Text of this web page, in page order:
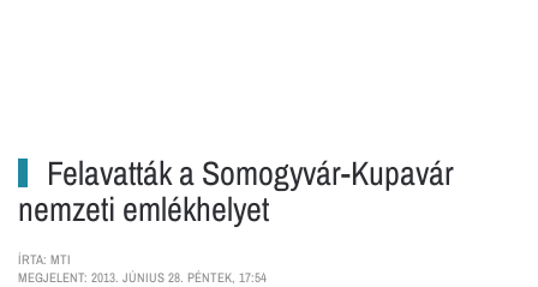
Felavatták a Somogyvár-Kupavár
nemzeti emlékhelyet
ÍRTA: MTI
MEGJELENT: 2013. JÚNIUS 28. PÉNTEK, 17:54